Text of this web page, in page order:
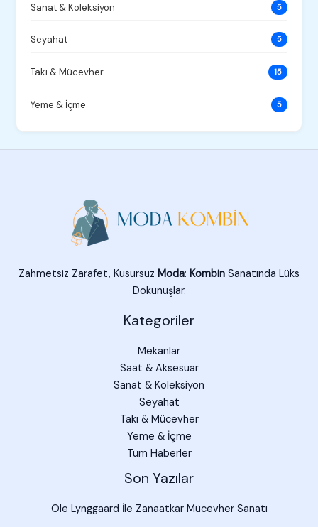
Sanat & Koleksiyon 5
Seyahat 5
Takı & Mücevher 15
Yeme & İçme 5
Zahmetsiz Zarafet, Kusursuz Moda: Kombin Sanatında Lüks
Dokunuşlar.
Kategoriler
Mekanlar
Saat & Aksesuar
Sanat & Koleksiyon
Seyahat
Takı & Mücevher
Yeme & İçme
Tüm Haberler
Son Yazılar
Ole Lynggaard İle Zanaatkar Mücevher Sanatı